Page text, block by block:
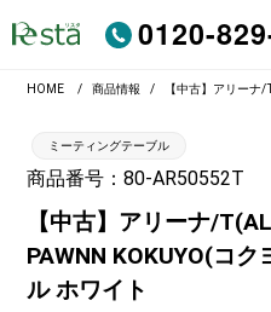
0120-
HOME 商品情報 【中古】アリーナ/T(ALINA/
ミーティングテーブル
商品番号：80-AR50552T
【中古】アリーナ/
PAWNN KOKUYO(コ
ル ホワイト